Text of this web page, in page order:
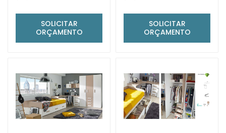
SOLICITAR
ORÇAMENTO
SOLICITAR
ORÇAMENTO